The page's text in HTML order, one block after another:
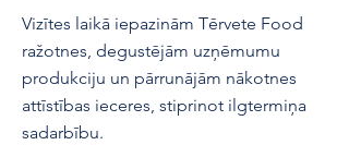
Vizītes laikā iepazinām Tērvete Food
ražotnes, degustējām uzņēmumu
produkciju un pārrunājām nākotnes
attīstības ieceres, stiprinot ilgtermiņa
sadarbību.